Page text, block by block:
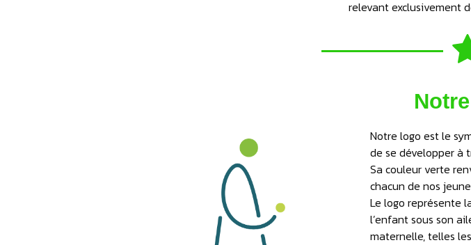
relevant exclusivement
Notre logo est le
de se développer à
Sa couleur verte
chacun de nos
Le logo représente
l’enfant sous son
maternelle, telles